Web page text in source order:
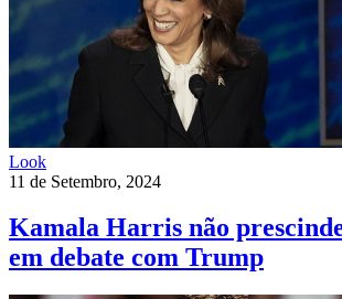
Look
11 de Setembro, 2024
Kamala Harris não
em debate com Trump